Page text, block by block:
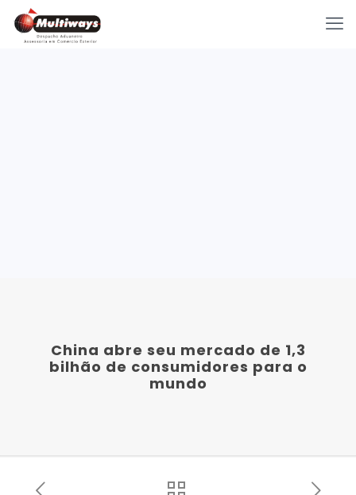
China abre seu mercado de 1,3
bilhão de consumidores para o
mundo